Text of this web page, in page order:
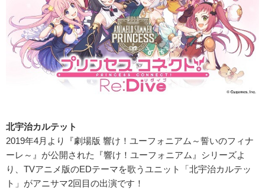
北宇治カルテット
2019年4月より『劇場版 響け！ユーフォニアム～誓いのフィナ
ーレ～』が公開された『響け！ユーフォニアム』シリーズよ
り、TVアニメ版のEDテーマを歌うユニット「北宇治カルテッ
ト」がアニサマ2回目の出演です！